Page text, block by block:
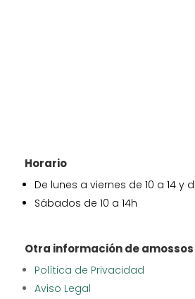
Horario
De lunes a viernes de 10 a 14 y
Sábados de 10 a 14h
Otra información de amossos
Política de Privacidad
Aviso Legal